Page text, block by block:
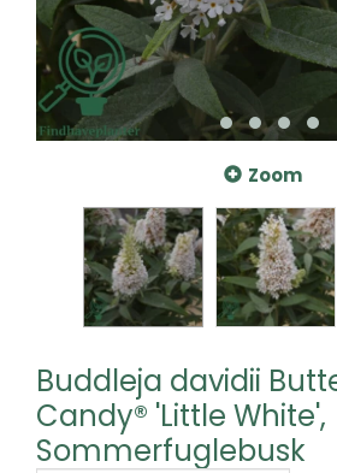
Zoom
Buddleja davidii
Candy® 'Little White',
Sommerfuglebusk